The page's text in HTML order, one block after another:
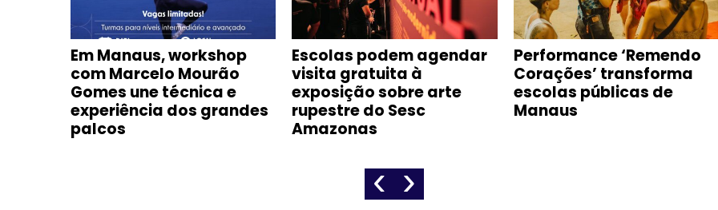
Em Manaus, workshop
com Marcelo Mourão
Gomes une técnica e
experiência dos grandes
palcos
Escolas podem agendar
visita gratuita à
exposição sobre arte
rupestre do Sesc
Amazonas
Performance ‘Remendo
Corações’ transforma
escolas públicas de
Manaus
‹ ›